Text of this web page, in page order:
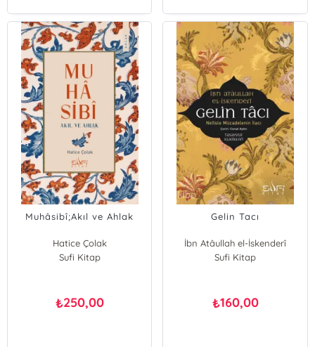
Muhâsibî;Akıl ve Ahlak
Hatice Çolak
Sufi Kitap
₺250,00
Gelin Tacı
İbn Atâullah el-İskenderî
Sufi Kitap
₺160,00